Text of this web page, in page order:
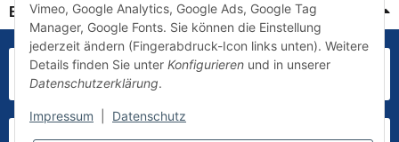
Bezahlung & Versand
Vimeo, Google Analytics, Google Ads, Google Tag
Manager, Google Fonts. Sie können die Einstellung
jederzeit ändern (Fingerabdruck-Icon links unten). Weitere
Details finden Sie unter Konfigurieren und in unserer
Datenschutzerklärung.
Impressum Datenschutz